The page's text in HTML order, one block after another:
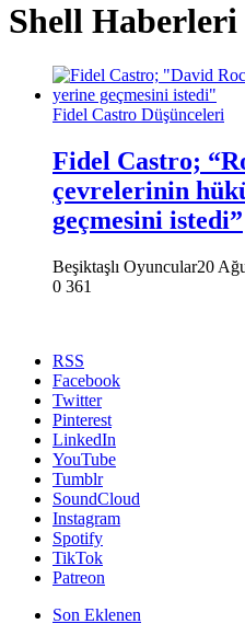
Shell Haberleri
Fidel Castro Düşünceleri
Fidel Castro;
çevrelerinin
geçmesini istedi”
Beşiktaşlı Oyuncular20
0 361
RSS
Facebook
Twitter
Pinterest
LinkedIn
YouTube
Tumblr
SoundCloud
Instagram
Spotify
TikTok
Patreon
Son Eklenen